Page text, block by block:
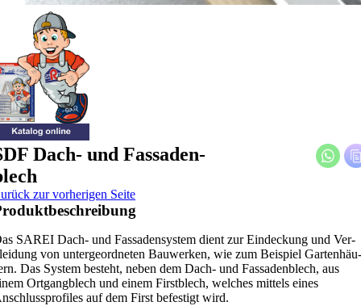
Dach- und Fas­sa­den­
zur vor­he­ri­gen Sei­te
SAREI Dach- und Fas­sa­den­sys­tem dient zur Ein­de­ckung und Ver­
von unter­ge­ord­ne­ten Bau­wer­ken, wie zum Bei­spiel
Das Sys­tem besteht, neben dem Dach- und Fas­sa­den­blech, aus
Ort­gang­blech und einem First­blech, wel­ches mit­tels eines
auf dem First befes­tigt wird.